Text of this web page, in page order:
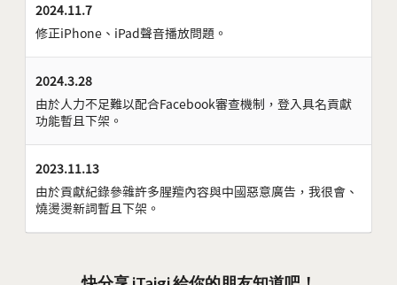
2024.11.7
修正iPhone、iPad聲音播放問題。
2024.3.28
由於人力不足難以配合Facebook審查機制，登入具名貢獻
功能暫且下架。
2023.11.13
由於貢獻紀錄參雜許多腥羶內容與中國惡意廣告，我很會、
燒燙燙新詞暫且下架。